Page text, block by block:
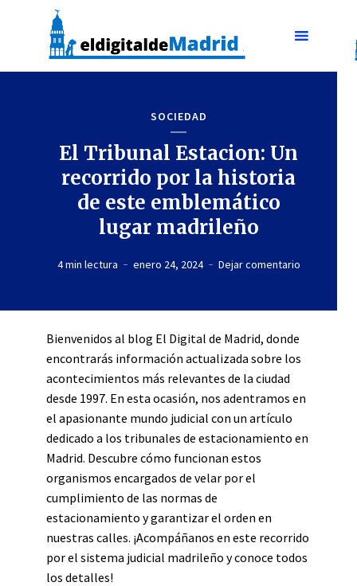
SOCIEDAD
El Tribunal Estacion: Un
recorrido por la historia
de este emblemático
lugar madrileño
4 min lectura enero 24, 2024 Dejar comentario
Bienvenidos al blog El Digital de Madrid, donde
encontrarás información actualizada sobre los
acontecimientos más relevantes de la ciudad
desde 1997. En esta ocasión, nos adentramos en
el apasionante mundo judicial con un artículo
dedicado a los tribunales de estacionamiento en
Madrid. Descubre cómo funcionan estos
organismos encargados de velar por el
cumplimiento de las normas de
estacionamiento y garantizar el orden en
nuestras calles. ¡Acompáñanos en este recorrido
por el sistema judicial madrileño y conoce todos
los detalles!